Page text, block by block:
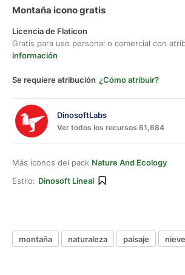
Montaña icono gratis
Licencia de Flaticon
Gratis para uso personal o comercial con
información
Se requiere atribución ¿Cómo atribuir?
DinosoftLabs
Ver todos los recursos 61,684
Más iconos del pack Nature And Ecology
Estilo: Dinosoft Lineal
montaña naturaleza paisaje nieve